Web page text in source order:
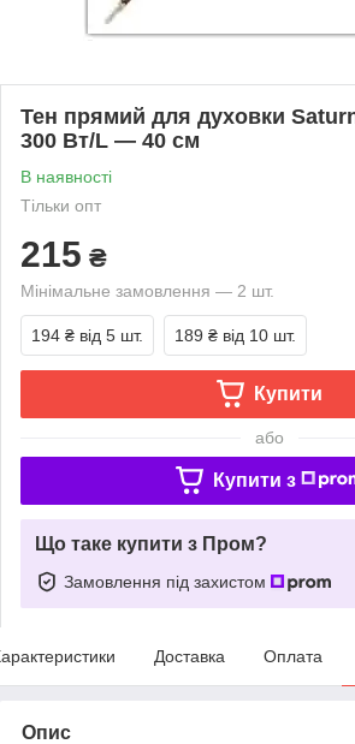
Тен прямий для духовки
300 Вт/L — 40 см
В наявності
Тільки опт
215 ₴
Мінімальне замовлення — 2 шт.
194 ₴ від 5 шт. 189 ₴ від 10 шт.
Купити
або
Купити з
Що таке купити з Пром?
Замовлення під захистом
Доставка Оплата
Опис